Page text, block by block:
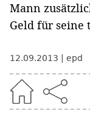
Mann
Geld für seine
12.09.2013 epd